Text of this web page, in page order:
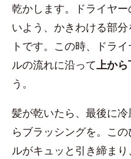
乾かします。ドライヤ
いよう、かきわける部
トです。この時、ドラ
ルの流れに沿って上から
う。
髪が乾いたら、最後に
らブラッシングを。こ
ルがキュッと引き締ま